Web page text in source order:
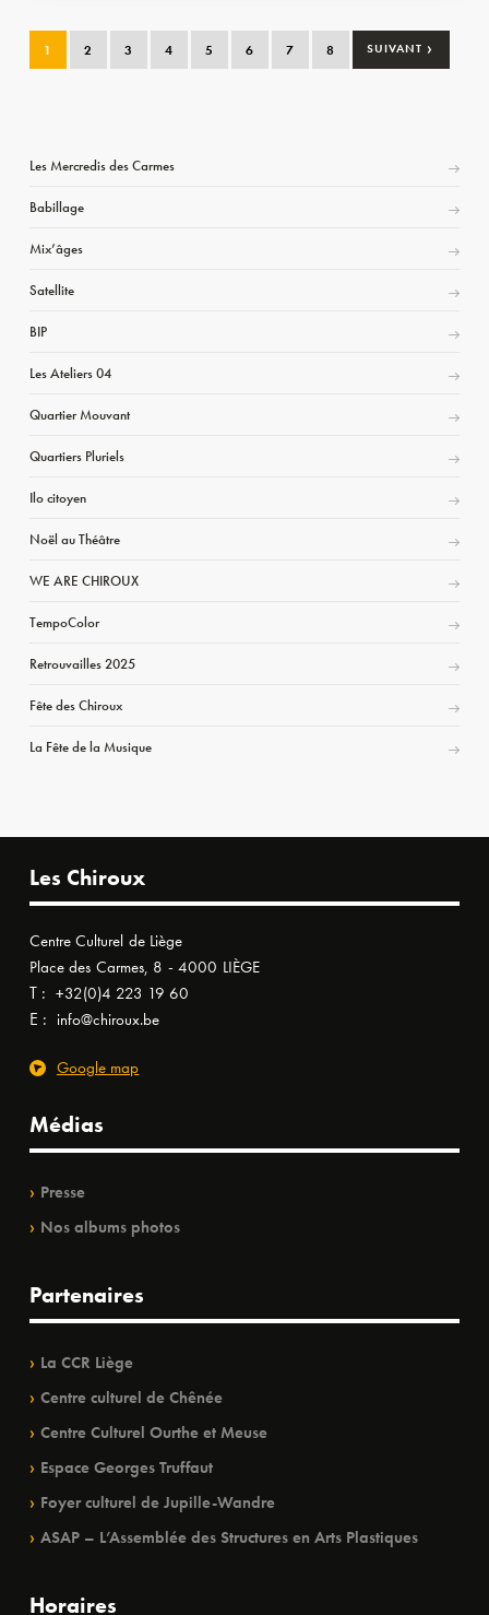
1 2 3 4 5 6 7 8 SUIVANT ›
Les Mercredis des Carmes
Babillage
Mix’âges
Satellite
BIP
Les Ateliers 04
Quartier Mouvant
Quartiers Pluriels
Ilo citoyen
Noël au Théâtre
WE ARE CHIROUX
TempoColor
Retrouvailles 2025
Fête des Chiroux
La Fête de la Musique
Les Chiroux
Centre Culturel de Liège
Place des Carmes, 8 - 4000 LIÈGE
T : +32(0)4 223 19 60
E : info@chiroux.be
Google map
Médias
Presse
Nos albums photos
Partenaires
La CCR Liège
Centre culturel de Chênée
Centre Culturel Ourthe et Meuse
Espace Georges Truffaut
Foyer culturel de Jupille-Wandre
ASAP – L’Assemblée des Structures en Arts Plastiques
Horaires